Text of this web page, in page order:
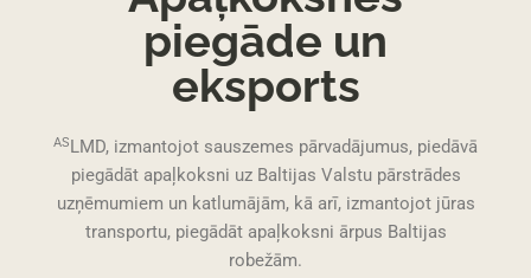
piegāde un
eksports
ASLMD, izmantojot sauszemes pārvadājumus, piedāvā
piegādāt apaļkoksni uz Baltijas Valstu pārstrādes
uzņēmumiem un katlumājām, kā arī, izmantojot jūras
transportu, piegādāt apaļkoksni ārpus Baltijas
robežām.